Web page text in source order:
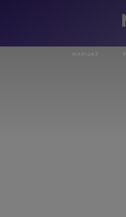
Filler Wygładzający żel